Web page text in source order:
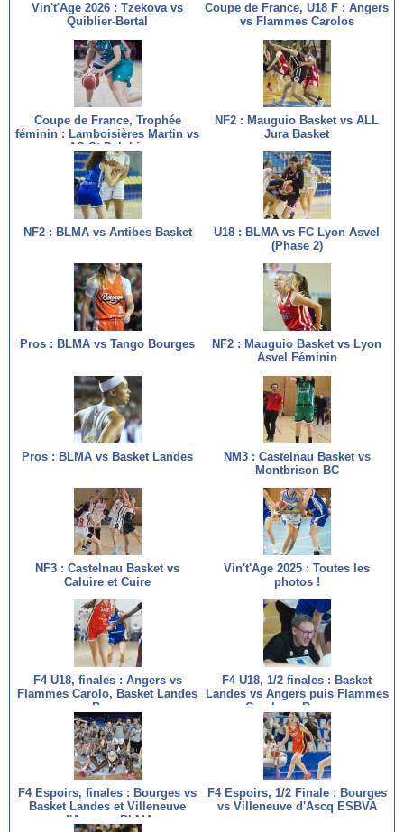
Vin't'Age 2026 : Tzekova vs
Quiblier-Bertal
Coupe de France, U18 F : Angers
vs Flammes Carolos
Coupe de France, Trophée
féminin : Lamboisières Martin vs
AS St Delphin
NF2 : Mauguio Basket vs ALL
Jura Basket
NF2 : BLMA vs Antibes Basket
U18 : BLMA vs FC Lyon Asvel
(Phase 2)
Pros : BLMA vs Tango Bourges
NF2 : Mauguio Basket vs Lyon
Asvel Féminin
Pros : BLMA vs Basket Landes
NM3 : Castelnau Basket vs
Montbrison BC
NF3 : Castelnau Basket vs
Caluire et Cuire
Vin't'Age 2025 : Toutes les
photos !
F4 U18, finales : Angers vs
Flammes Carolo, Basket Landes
vs Bourges
F4 U18, 1/2 finales : Basket
Landes vs Angers puis Flammes
Carolo vs Bourges
F4 Espoirs, finales : Bourges vs
Basket Landes et Villeneuve
d'Ascq vs BLMA
F4 Espoirs, 1/2 Finale : Bourges
vs Villeneuve d'Ascq ESBVA